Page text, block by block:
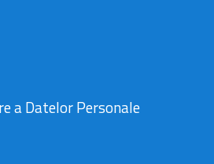
a Datelor Personale